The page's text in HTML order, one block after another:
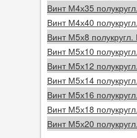
Винт М4х35
Винт М4х40
Винт М5х8
Винт М5х10
Винт М5х12
Винт М5х14
Винт М5х16
Винт М5х18
Винт М5х20